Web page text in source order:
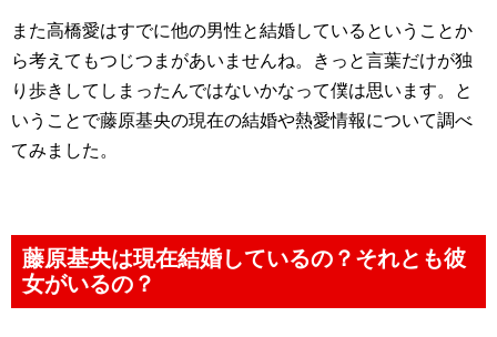
また高橋愛はすでに他の男性と結婚しているということか
ら考えてもつじつまがあいませんね。きっと言葉だけが独
り歩きしてしまったんではないかなって僕は思います。と
いうことで藤原基央の現在の結婚や熱愛情報について調べ
てみました。
藤原基央は現在結婚しているの？それとも彼
女がいるの？